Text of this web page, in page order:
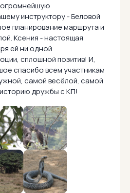
огромнейшую
инструктору - Беловой
планирование маршрута и
Ксения - настоящая
ей ни одной
сплошной позитив! И,
спасибо всем участникам
самой весёлой, самой
дружбы с КП!